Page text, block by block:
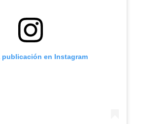
publicación en Instagram